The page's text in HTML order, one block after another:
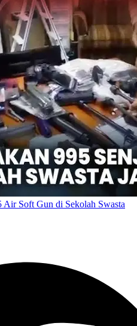
Soft Gun di Sekolah Swasta